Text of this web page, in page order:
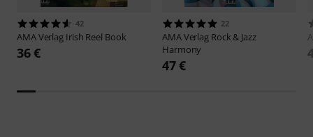
42
AMA Verlag Irish Reel Book
36 €
22
AMA Verlag Rock & Jazz
Harmony
47 €